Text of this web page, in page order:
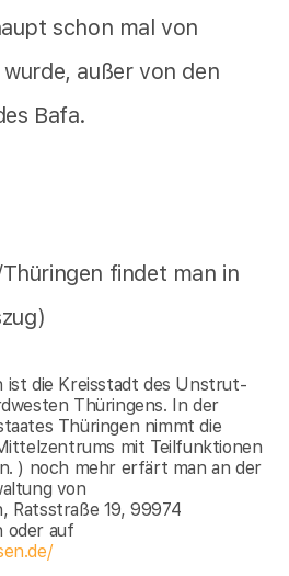
schon mal von
außer von den
Bafa.
findet man in
ist die Kreisstadt des Unstrut-
Thüringens. In der
Thüringen nimmt die
mit Teilfunktionen
) noch mehr erfärt man an der
von
Ratsstraße 19, 99974
oder auf